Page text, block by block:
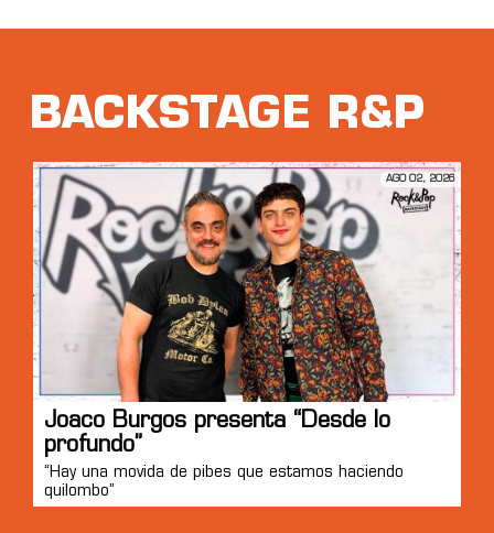
BACKSTAGE R&P
AGO 02, 2026
Joaco Burgos presenta “Desde lo
profundo”
“Hay una movida de pibes que estamos haciendo
quilombo”